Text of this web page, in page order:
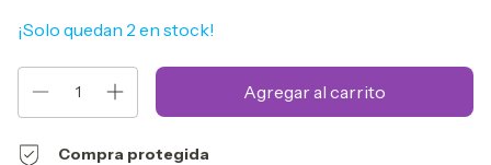
¡Solo quedan 2 en stock!
Compra protegida